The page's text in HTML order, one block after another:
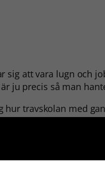
att vara lugn och
ju precis så man
travskolan med
handla om
hos Lära med